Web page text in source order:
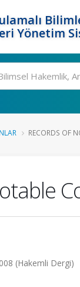
Yönetim
RECORDS OF
(Hakemli Dergi)